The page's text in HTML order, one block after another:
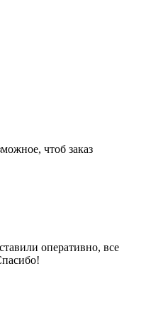
чтоб заказ
оперативно, все